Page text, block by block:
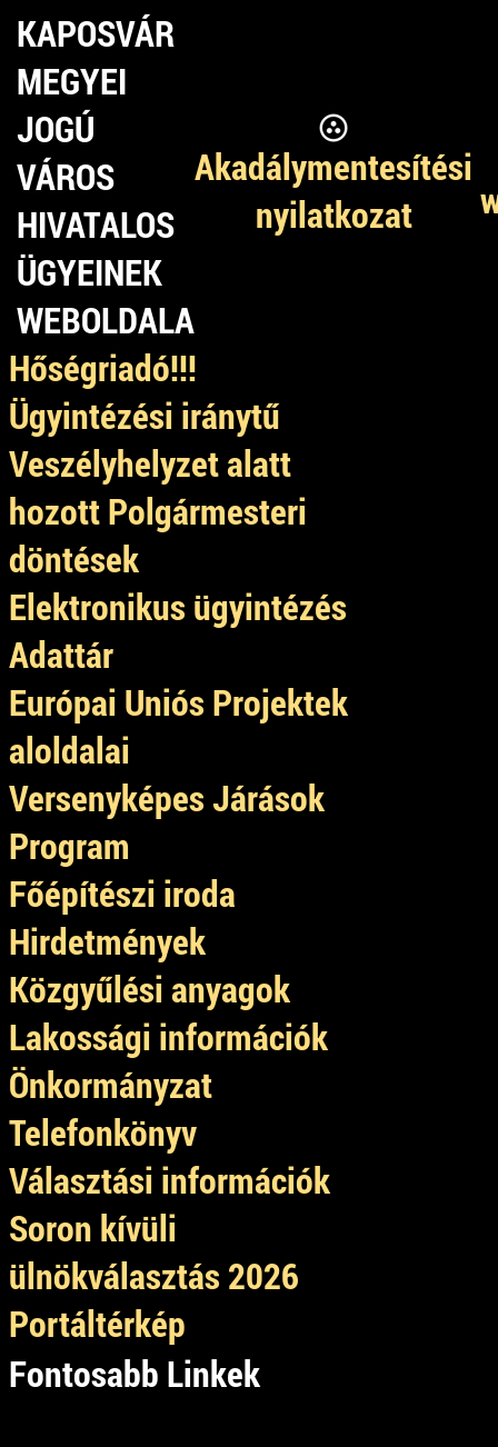
KAPOSVÁR
MEGYEI
JOGÚ
VÁROS
HIVATALOS
ÜGYEINEK
WEBOLDALA
Akadálymentesítési
nyilatkozat
Hőségriadó!!!
Ügyintézési iránytű
Veszélyhelyzet alatt
hozott Polgármesteri
döntések
Elektronikus ügyintézés
Adattár
Európai Uniós Projektek
aloldalai
Versenyképes Járások
Program
Főépítészi iroda
Hirdetmények
Közgyűlési anyagok
Lakossági információk
Önkormányzat
Telefonkönyv
Választási információk
Soron kívüli
ülnökválasztás 2026
Portáltérkép
Fontosabb Linkek